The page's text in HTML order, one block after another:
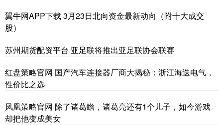
翼牛网APP下载 3月23日北向资金最新动向（附十大成交
股）
苏州期货配资平台 亚足联将推出亚足联协会联赛
红盘策略官网 国产汽车连接器厂商大揭秘：浙江海迭电气，
性价比之选
凤凰策略官网 除了诸葛瞻，诸葛亮还有1个儿子，如今游戏
却把他变成美女